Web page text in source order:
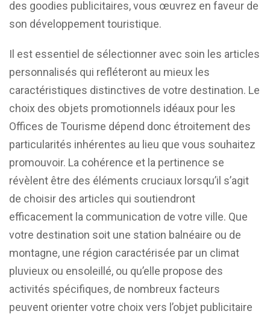
des goodies publicitaires, vous œuvrez en faveur de
son développement touristique.
Il est essentiel de sélectionner avec soin les articles
personnalisés qui refléteront au mieux les
caractéristiques distinctives de votre destination. Le
choix des objets promotionnels idéaux pour les
Offices de Tourisme dépend donc étroitement des
particularités inhérentes au lieu que vous souhaitez
promouvoir. La cohérence et la pertinence se
révèlent être des éléments cruciaux lorsqu’il s’agit
de choisir des articles qui soutiendront
efficacement la communication de votre ville. Que
votre destination soit une station balnéaire ou de
montagne, une région caractérisée par un climat
pluvieux ou ensoleillé, ou qu’elle propose des
activités spécifiques, de nombreux facteurs
peuvent orienter votre choix vers l’objet publicitaire